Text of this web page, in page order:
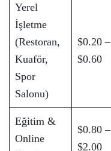
Yerel
İşletme
(Restoran,
Kuaför,
Spor
Salonu)
$0.20 –
$0.60
Eğitim &
Online
$0.80 –
$2.00